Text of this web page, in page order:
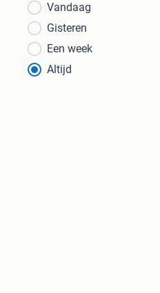
Vandaag
Gisteren
Een week
Altijd